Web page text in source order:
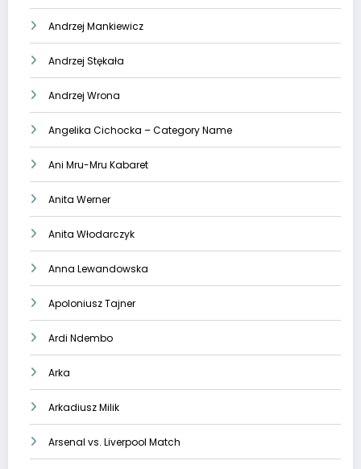
Andrzej Mankiewicz
Andrzej Stękała
Andrzej Wrona
Angelika Cichocka – Category Name
Ani Mru-Mru Kabaret
Anita Werner
Anita Włodarczyk
Anna Lewandowska
Apoloniusz Tajner
Ardi Ndembo
Arka
Arkadiusz Milik
Arsenal vs. Liverpool Match